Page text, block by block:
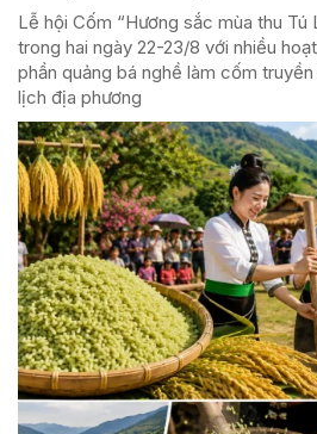
Lễ hội Cốm “Hương sắc mùa thu Tú
trong hai ngày 22-23/8 với nhiều
phần quảng bá nghề làm cốm
lịch địa phương